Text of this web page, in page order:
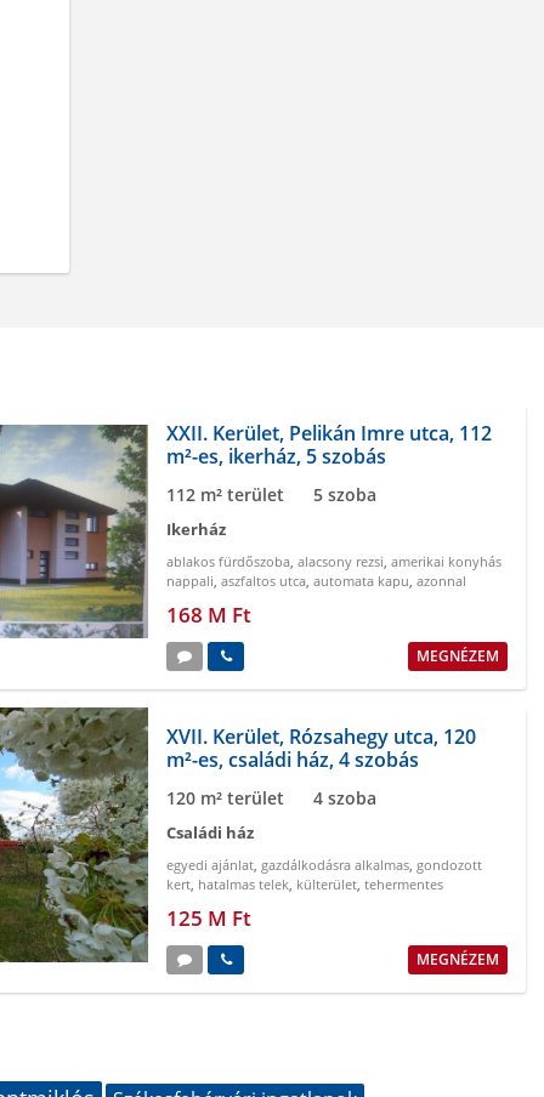
XXII. Kerület, Pelikán Imre utca, 112
m²-es, ikerház, 5 szobás
112 m² terület 5 szoba
Ikerház
ablakos fürdőszoba, alacsony rezsi, amerikai konyhás
nappali, aszfaltos utca, automata kapu, azonnal
168 M Ft
MEGNÉZEM
XVII. Kerület, Rózsahegy utca, 120
m²-es, családi ház, 4 szobás
120 m² terület 4 szoba
Családi ház
egyedi ajánlat, gazdálkodásra alkalmas, gondozott
kert, hatalmas telek, külterület, tehermentes
125 M Ft
MEGNÉZEM